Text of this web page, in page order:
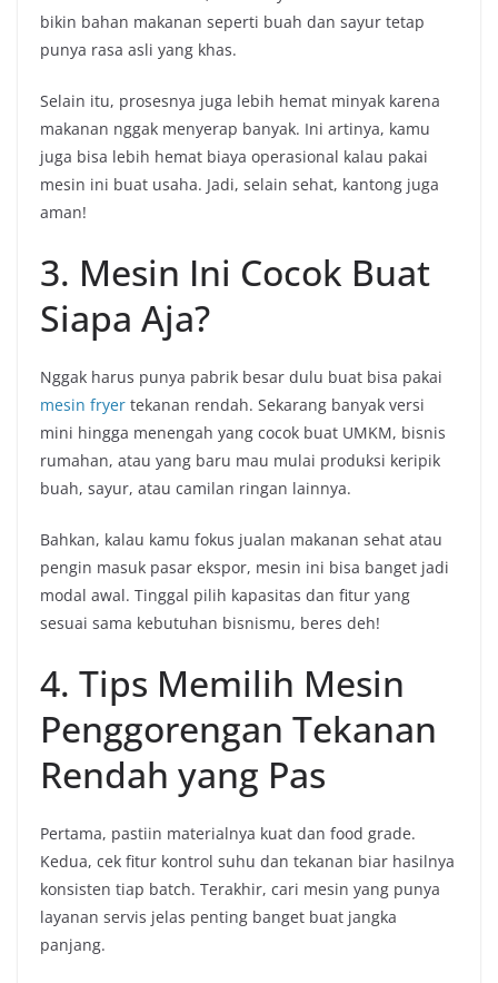
bikin bahan makanan seperti buah dan sayur tetap
punya rasa asli yang khas.
Selain itu, prosesnya juga lebih hemat minyak karena
makanan nggak menyerap banyak. Ini artinya, kamu
juga bisa lebih hemat biaya operasional kalau pakai
mesin ini buat usaha. Jadi, selain sehat, kantong juga
aman!
3. Mesin Ini Cocok Buat
Siapa Aja?
Nggak harus punya pabrik besar dulu buat bisa pakai
mesin fryer tekanan rendah. Sekarang banyak versi
mini hingga menengah yang cocok buat UMKM, bisnis
rumahan, atau yang baru mau mulai produksi keripik
buah, sayur, atau camilan ringan lainnya.
Bahkan, kalau kamu fokus jualan makanan sehat atau
pengin masuk pasar ekspor, mesin ini bisa banget jadi
modal awal. Tinggal pilih kapasitas dan fitur yang
sesuai sama kebutuhan bisnismu, beres deh!
4. Tips Memilih Mesin
Penggorengan Tekanan
Rendah yang Pas
Pertama, pastiin materialnya kuat dan food grade.
Kedua, cek fitur kontrol suhu dan tekanan biar hasilnya
konsisten tiap batch. Terakhir, cari mesin yang punya
layanan servis jelas penting banget buat jangka
panjang.